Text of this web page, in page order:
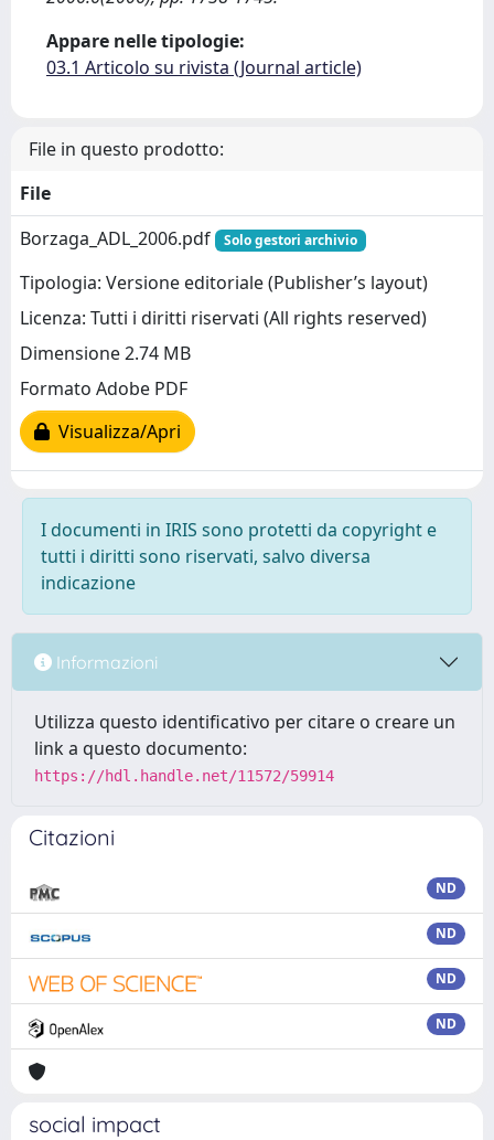
Appare nelle tipologie:
03.1 Articolo su rivista (Journal article)
File in questo prodotto:
File
Borzaga_ADL_2006.pdf
Solo gestori archivio
Tipologia: Versione editoriale (Publisher’s layout)
Licenza: Tutti i diritti riservati (All rights reserved)
Dimensione 2.74 MB
Formato Adobe PDF
Visualizza/Apri
I documenti in IRIS sono protetti da copyright e
tutti i diritti sono riservati, salvo diversa
indicazione
Informazioni
Utilizza questo identificativo per citare o creare un
link a questo documento:
https://hdl.handle.net/11572/59914
Citazioni
ND
ND
ND
ND
social impact